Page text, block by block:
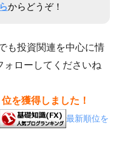
からどうぞ！
も投資関連を中心に情
ォローしてくださいね
を獲得しました！
最新順位を